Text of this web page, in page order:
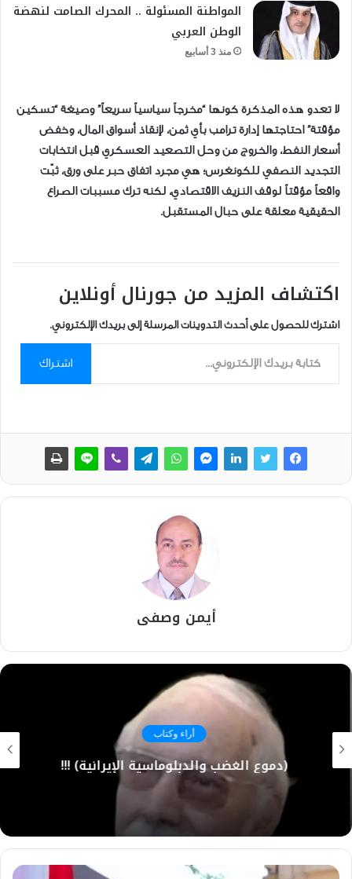
المواطنة المسئولة .. المحرك الصامت لنهضة
الوطن العربي
منذ 3 أسابيع
لا تعدو هذه المذكرة كونها “مخرجاً سياسياً سريعاً” وصيغة “تسكين
مؤقتة” احتاجتها إدارة ترامب بأي ثمن، لإنقاذ أسواق المال، وخفض
أسعار النفط، والخروج من وحل التصعيد العسكري قبل انتخابات
التجديد النصفي للكونغرس؛ هي مجرد اتفاق حبر على ورق، ثبّت
واقعاً مؤقتاً لوقف النزيف الاقتصادي، لكنه ترك مسببات الصراع
الحقيقية معلقة على حبال المستقبل.
اكتشاف المزيد من جورنال أونلاين
اشترك للحصول على أحدث التدوينات المرسلة إلى بريدك الإلكتروني.
كتابة بريدك الإلكتروني...
اشتراك
أيمن وصفى
أراء وكتاب
(دموع الغضب والدبلوماسية الإيرانية) !!!